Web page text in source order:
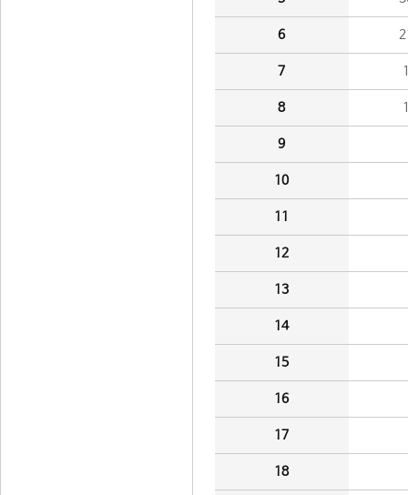
6
7
8
9
10
11
12
13
14
15
16
17
18